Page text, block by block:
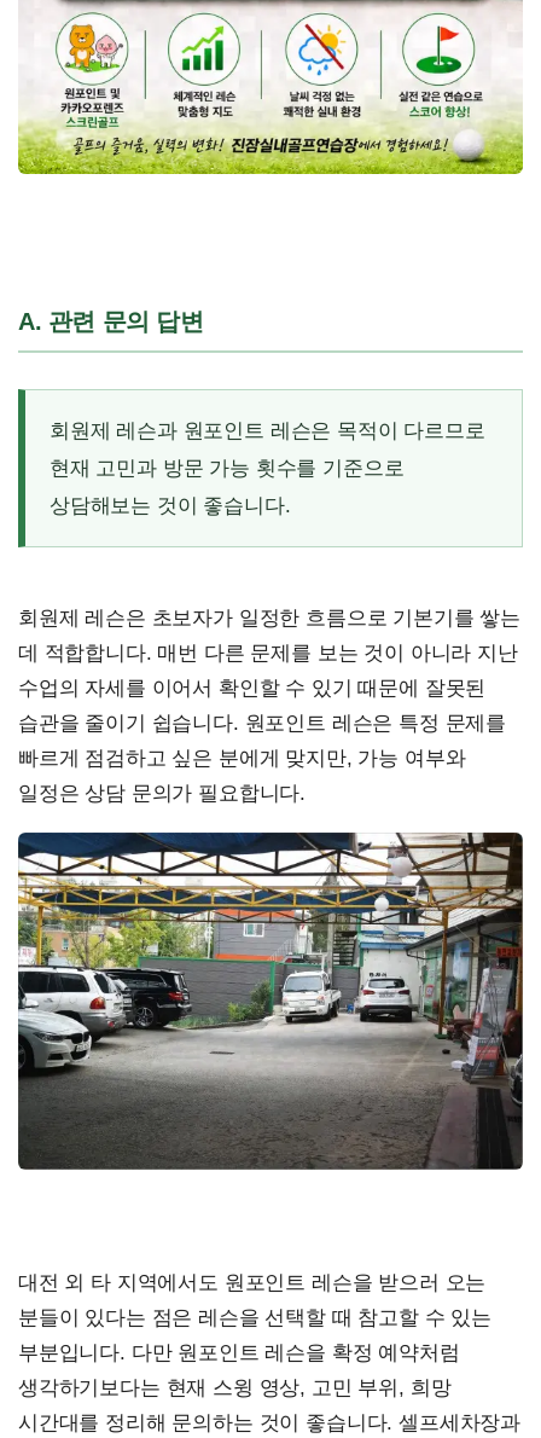
A. 관련 문의 답변
회원제 레슨과 원포인트 레슨은 목적이 다르므로
현재 고민과 방문 가능 횟수를 기준으로
상담해보는 것이 좋습니다.
회원제 레슨은 초보자가 일정한 흐름으로 기본기를 쌓는
데 적합합니다. 매번 다른 문제를 보는 것이 아니라 지난
수업의 자세를 이어서 확인할 수 있기 때문에 잘못된
습관을 줄이기 쉽습니다. 원포인트 레슨은 특정 문제를
빠르게 점검하고 싶은 분에게 맞지만, 가능 여부와
일정은 상담 문의가 필요합니다.
대전 외 타 지역에서도 원포인트 레슨을 받으러 오는
분들이 있다는 점은 레슨을 선택할 때 참고할 수 있는
부분입니다. 다만 원포인트 레슨을 확정 예약처럼
생각하기보다는 현재 스윙 영상, 고민 부위, 희망
시간대를 정리해 문의하는 것이 좋습니다. 셀프세차장과